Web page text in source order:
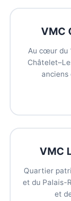
VMC
Au cœur du
anciens
VMC
Quartier
et du Palais-
et